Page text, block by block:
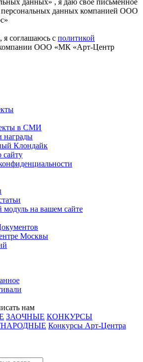
данных» , я даю свое письменное
персональных данных компанией ООО
соглашаюсь с политикой
ООО «МК «Арт-Центр
в СМИ
награды
Клондайк
на вашем сайте
Москвы
нам
ЗАОЧНЫЕ КОНКУРСЫ
Конкурсы Арт-Центра